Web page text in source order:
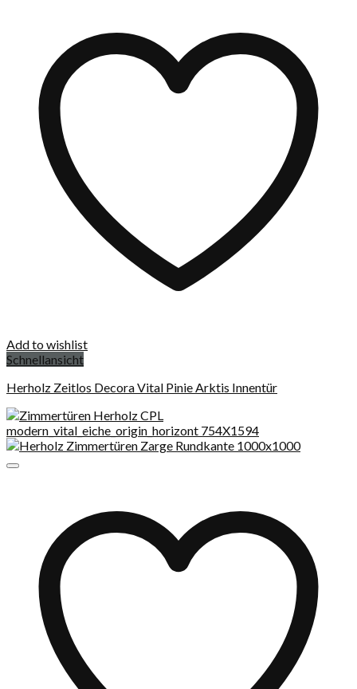
Add to wishlist
Schnellansicht
Herholz Zeitlos Decora Vital Pinie Arktis Innentür